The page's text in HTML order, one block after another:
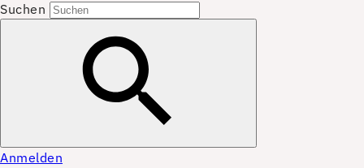
Suchen
Anmelden